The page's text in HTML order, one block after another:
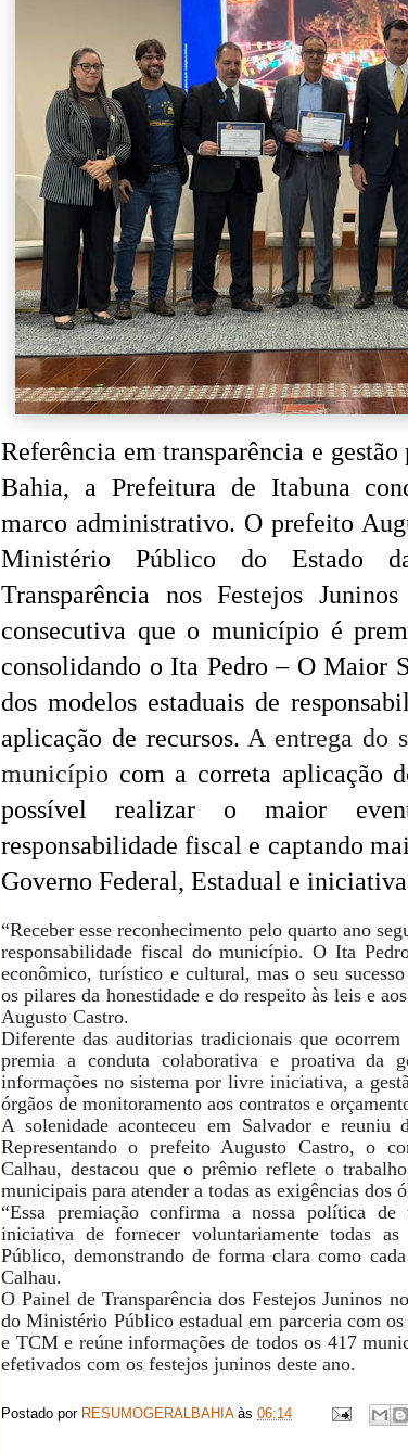
Referência em transparência e
Bahia, a Prefeitura de Itabuna
marco administrativo. O prefeito
Ministério Público do Estado
Transparência nos Festejos
consecutiva que o município é
consolidando o Ita Pedro – O Maior
dos modelos estaduais de
aplicação de recursos. A entrega do
município com a correta aplicação
possível realizar o maior
responsabilidade fiscal e captando
Governo Federal, Estadual e
“Receber esse reconhecimento pelo quarto ano
responsabilidade fiscal do município. O Ita
econômico, turístico e cultural, mas o seu
os pilares da honestidade e do respeito às leis e
Augusto Castro.
Diferente das auditorias tradicionais que
premia a conduta colaborativa e proativa da
informações no sistema por livre iniciativa, a
órgãos de monitoramento aos contratos e
A solenidade aconteceu em Salvador e reuniu
Representando o prefeito Augusto Castro, o
Calhau, destacou que o prêmio reflete o
municipais para atender a todas as exigências dos
“Essa premiação confirma a nossa política de
iniciativa de fornecer voluntariamente todas
Público, demonstrando de forma clara como
Calhau.
O Painel de Transparência dos Festejos Juninos
do Ministério Público estadual em parceria com
e TCM e reúne informações de todos os 417
efetivados com os festejos juninos deste ano.
Postado por RESUMOGERALBAHIA às 06:14